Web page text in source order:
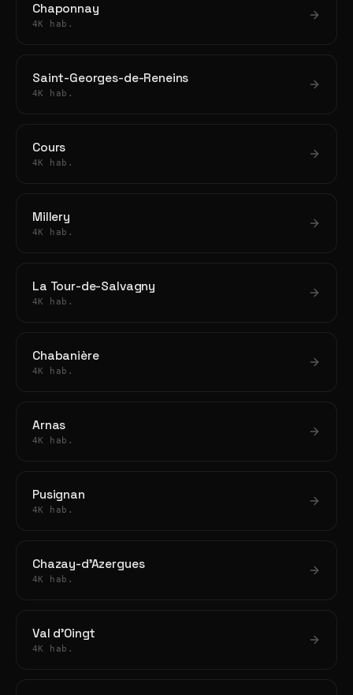
Chaponnay
4K hab.
Saint-Georges-de-Reneins
4K hab.
Cours
4K hab.
Millery
4K hab.
La Tour-de-Salvagny
4K hab.
Chabanière
4K hab.
Arnas
4K hab.
Pusignan
4K hab.
Chazay-d'Azergues
4K hab.
Val d'Oingt
4K hab.